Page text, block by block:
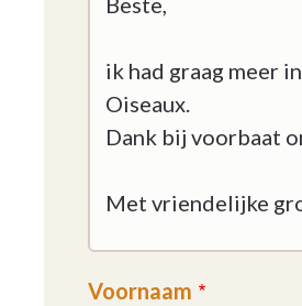
Voornaam